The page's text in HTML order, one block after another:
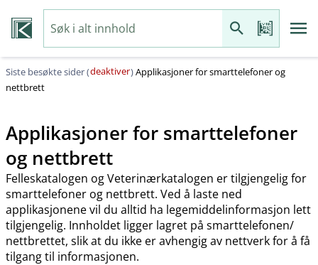
Siste besøkte sider (deaktiver)Applikasjoner for smarttelefoner og
nettbrett
Applikasjoner for smarttelefoner
og nettbrett
Felleskatalogen og Veterinærkatalogen er tilgjengelig for
smarttelefoner og nettbrett. Ved å laste ned
applikasjonene vil du alltid ha legemiddelinformasjon lett
tilgjengelig. Innholdet ligger lagret på smarttelefonen​/​
nettbrettet, slik at du ikke er avhengig av nettverk for å få
tilgang til informasjonen.